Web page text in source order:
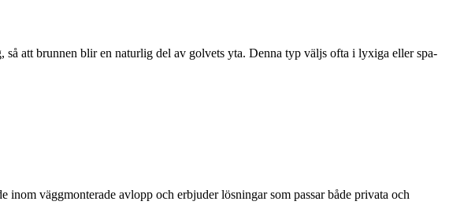
att brunnen blir en naturlig del av golvets yta. Denna typ väljs ofta i lyxiga eller spa-
väggmonterade avlopp och erbjuder lösningar som passar både privata och